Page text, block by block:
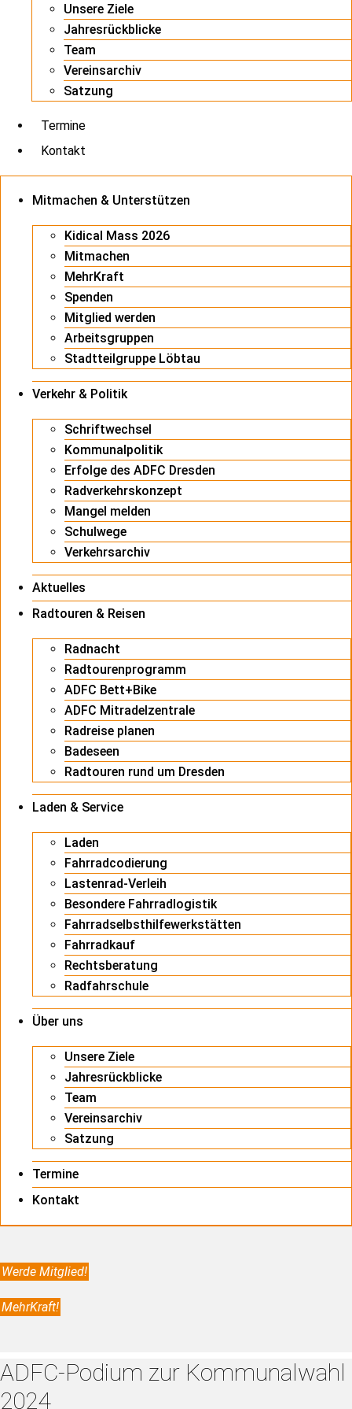
Unsere Ziele
Jahresrückblicke
Team
Vereinsarchiv
Satzung
Termine
Kontakt
Mitmachen & Unterstützen
Kidical Mass 2026
Mitmachen
MehrKraft
Spenden
Mitglied werden
Arbeitsgruppen
Stadtteilgruppe Löbtau
Verkehr & Politik
Schriftwechsel
Kommunalpolitik
Erfolge des ADFC Dresden
Radverkehrskonzept
Mangel melden
Schulwege
Verkehrsarchiv
Aktuelles
Radtouren & Reisen
Radnacht
Radtourenprogramm
ADFC Bett+Bike
ADFC Mitradelzentrale
Radreise planen
Badeseen
Radtouren rund um Dresden
Laden & Service
Laden
Fahrradcodierung
Lastenrad-Verleih
Besondere Fahrradlogistik
Fahrradselbsthilfewerkstätten
Fahrradkauf
Rechtsberatung
Radfahrschule
Über uns
Unsere Ziele
Jahresrückblicke
Team
Vereinsarchiv
Satzung
Termine
Kontakt
Werde Mitglied!
MehrKraft!
ADFC-Podium zur Kommunalwahl
2024